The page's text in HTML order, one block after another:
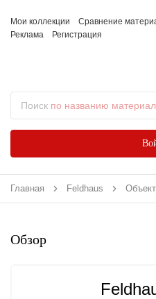
Мои коллекции Сравнение
Реклама
Регистрация
Поиск по названию материала,
Главная Feldhaus
Обзор